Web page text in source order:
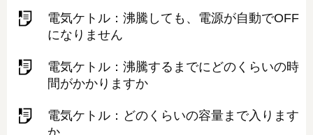
電気ケトル：沸騰しても、電源が自動でOFF
になりません
電気ケトル：沸騰するまでにどのくらいの時
間がかかりますか
電気ケトル：どのくらいの容量まで入ります
か